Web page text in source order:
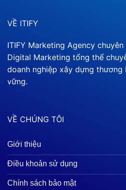
VỀ ITIFY
ITIFY Marketing Agency
Digital Marketing tổng thể
doanh nghiệp xây dựng thương
vững.
VỀ CHÚNG TÔI
Giới thiệu
Điều khoản sử dụng
Chính sách bảo mật